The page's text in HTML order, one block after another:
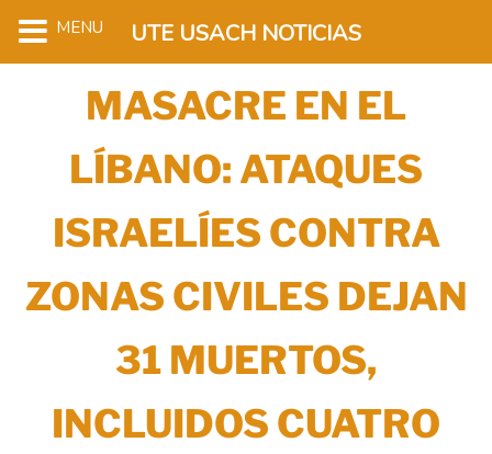
MASACRE EN EL
LÍBANO: ATAQUES
ISRAELÍES CONTRA
ZONAS CIVILES DEJAN
31 MUERTOS,
INCLUIDOS CUATRO
MENU UTE USACH NOTICIAS